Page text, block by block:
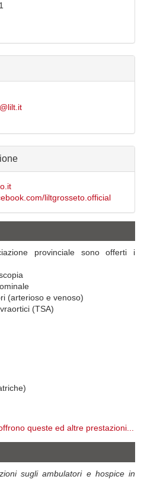
liltgrosseto.official
provinciale sono offerti i
(arterioso e venoso)
(TSA)
queste ed altre prestazioni...
sugli ambulatori e hospice in